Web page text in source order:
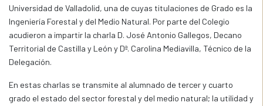
Universidad de Valladolid, una de cuyas titulaciones de Grado es la
Ingeniería Forestal y del Medio Natural. Por parte del Colegio
acudieron a impartir la charla D. José Antonio Gallegos, Decano
Territorial de Castilla y León y Dª. Carolina Mediavilla, Técnico de la
Delegación.
En estas charlas se transmite al alumnado de tercer y cuarto
grado el estado del sector forestal y del medio natural; la utilidad y